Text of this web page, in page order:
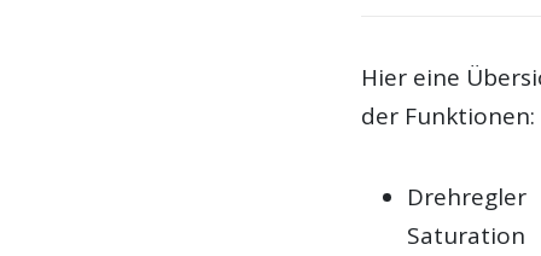
Hier eine
der Funktionen:
Drehregler
Saturation